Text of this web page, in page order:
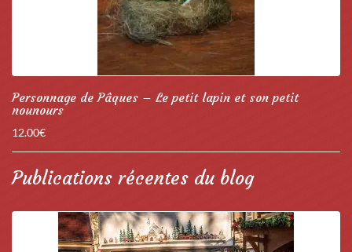
Personnage de Pâques – Le petit lapin et son petit
nounours
12.00€
Publications récentes du blog